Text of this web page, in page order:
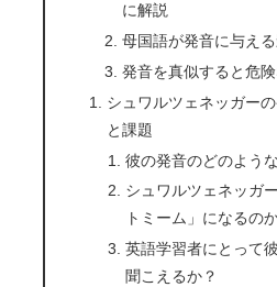
に解説
母国語が発音に与え
発音を真似すると危
シュワルツェネッガー
と課題
彼の発音のどのよう
シュワルツェネッガ
トミーム」になるの
英語学習者にとって
聞こえるか？